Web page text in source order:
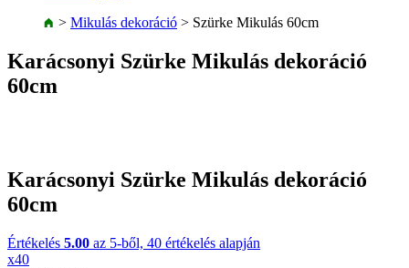
> Mikulás dekoráció > Szürke Mikulás 60cm
Karácsonyi Szürke Mikulás dekoráció
60cm
Karácsonyi Szürke Mikulás dekoráció
60cm
Értékelés 5.00 az 5-ből, 40 értékelés alapján
x40